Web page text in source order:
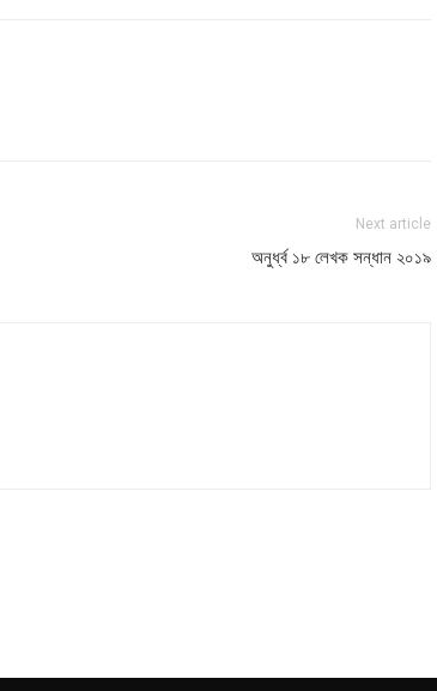
Next article
অনুর্ধ্ব ১৮ লেখক সন্ধান ২০১৯